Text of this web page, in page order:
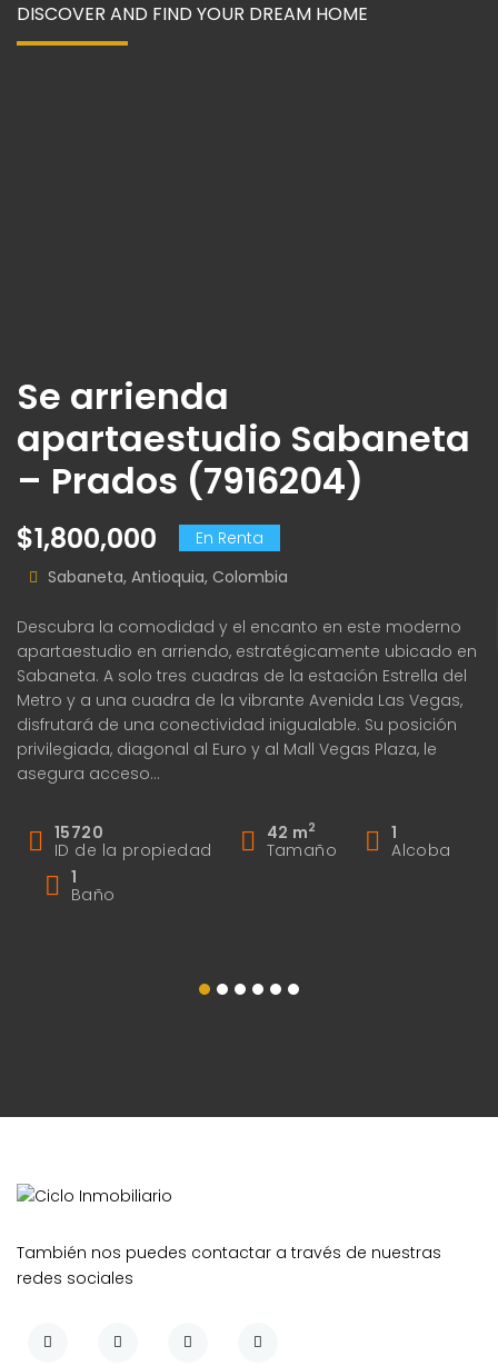
DISCOVER AND FIND YOUR DREAM HOME
Se arrienda
apartaestudio Sabaneta
– Prados (7916204)
$1,800,000
En Renta
Sabaneta, Antioquia, Colombia
Descubra la comodidad y el encanto en este moderno
apartaestudio en arriendo, estratégicamente ubicado en
Sabaneta. A solo tres cuadras de la estación Estrella del
Metro y a una cuadra de la vibrante Avenida Las Vegas,
disfrutará de una conectividad inigualable. Su posición
privilegiada, diagonal al Euro y al Mall Vegas Plaza, le
asegura acceso…
15720
ID de la propiedad
42 m2
Tamaño
1
Alcoba
1
Baño
También nos puedes contactar a través de nuestras
redes sociales